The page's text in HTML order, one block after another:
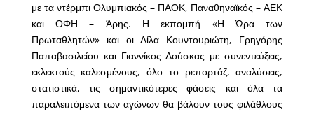
με τα ντέρμπι Ολυμπιακός – ΠΑΟΚ, Παναθηναϊκός – ΑΕΚ
και ΟΦΗ – Άρης. Η εκπομπή «Η Ώρα των
Πρωταθλητών» και οι Λίλα Κουντουριώτη, Γρηγόρης
Παπαβασιλείου και Γιαννίκος Δούσκας με συνεντεύξεις,
εκλεκτούς καλεσμένους, όλο το ρεπορτάζ, αναλύσεις,
στατιστικά, τις σημαντικότερες φάσεις και όλα τα
παραλειπόμενα των αγώνων θα βάλουν τους φιλάθλους